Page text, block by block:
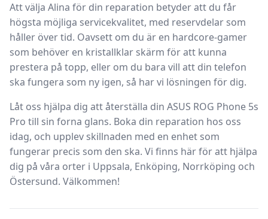
Att välja Alina för din reparation betyder att du får
högsta möjliga servicekvalitet, med reservdelar som
håller över tid. Oavsett om du är en hardcore-gamer
som behöver en kristallklar skärm för att kunna
prestera på topp, eller om du bara vill att din telefon
ska fungera som ny igen, så har vi lösningen för dig.
Låt oss hjälpa dig att återställa din ASUS ROG Phone 5s
Pro till sin forna glans. Boka din reparation hos oss
idag, och upplev skillnaden med en enhet som
fungerar precis som den ska. Vi finns här för att hjälpa
dig på våra orter i Uppsala, Enköping, Norrköping och
Östersund. Välkommen!